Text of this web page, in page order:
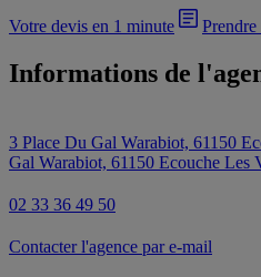
Votre devis en 1 minute Prendre
Informations de
3 Place Du Gal Warabiot, 61150
Gal Warabiot, 61150 Ecouche Les
02 33 36 49 50
Contacter l'agence par e-mail